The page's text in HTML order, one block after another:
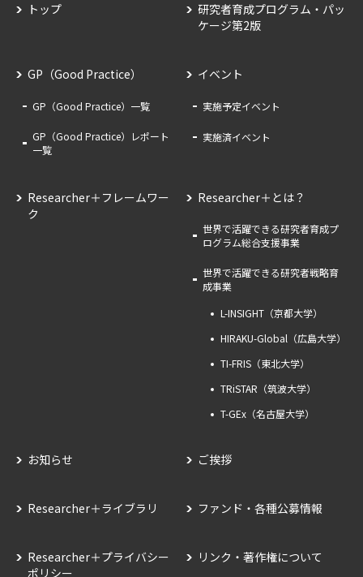
トップ
研究者育成プログラム・パッ
ケージ第2版
GP（Good Practice）
GP（Good Practice）一覧
GP（Good Practice）レポート
一覧
イベント
実施予定イベント
実施済イベント
Researcher＋フレームワー
ク
Researcher＋とは？
世界で活躍できる研究者育成プ
ログラム総合支援事業
世界で活躍できる研究者戦略育
成事業
L-INSIGHT（京都大学）
HIRAKU-Global（広島大学）
TI-FRIS（東北大学）
TRiSTAR（筑波大学）
T-GEx（名古屋大学）
お知らせ ご挨拶
Researcher＋ライブラリ ファンド・各種公募情報
Researcher＋プライバシー
ポリシー
リンク・著作権について